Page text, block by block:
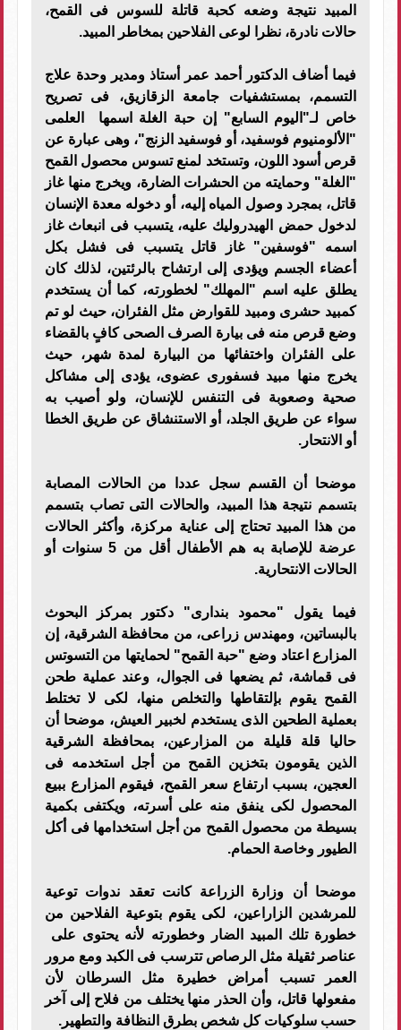
المبيد نتيجة وضعه كحبة قاتلة للسوس فى القمح،
حالات نادرة، نظرا لوعى الفلاحين بمخاطر المبيد.
فيما أضاف الدكتور أحمد عمر أستاذ ومدير وحدة علاج
التسمم، بمستشفيات جامعة الزقازيق، فى تصريح
خاص لـ"اليوم السابع" إن حبة الغلة اسمها العلمى
"الألومنيوم فوسفيد، أو فوسفيد الزنج"، وهى عبارة عن
قرص أسود اللون، وتستخد لمنع تسوس محصول القمح
"الغلة" وحمايته من الحشرات الضارة، ويخرج منها غاز
قاتل، بمجرد وصول المياه إليه، أو دخوله معدة الإنسان
لدخول حمض الهيدروليك عليه، يتسبب فى انبعاث غاز
اسمه "فوسفين" غاز قاتل يتسبب فى فشل بكل
أعضاء الجسم ويؤدى إلى ارتشاح بالرئتين، لذلك كان
يطلق عليه اسم "المهلك" لخطورته، كما أن يستخدم
كمبيد حشرى ومبيد للقوارض مثل الفئران، حيث لو تم
وضع قرص منه فى بيارة الصرف الصحى كافٍ بالقضاء
على الفئران واختفائها من البيارة لمدة شهر، حيث
يخرج منها مبيد فسفورى عضوى، يؤدى إلى مشاكل
صحية وصعوبة فى التنفس للإنسان، ولو أصيب به
سواء عن طريق الجلد، أو الاستنشاق عن طريق الخطا
أو الانتحار.
موضحا أن القسم سجل عددا من الحالات المصابة
بتسمم نتيجة هذا المبيد، والحالات التى تصاب بتسمم
من هذا المبيد تحتاج إلى عناية مركزة، وأكثر الحالات
عرضة للإصابة به هم الأطفال أقل من 5 سنوات أو
الحالات الانتحارية.
فيما يقول "محمود بندارى" دكتور بمركز البحوث
بالبساتين، ومهندس زراعى، من محافظة الشرقية، إن
المزارع اعتاد وضع "حبة القمح" لحمايتها من التسوتس
فى قماشة، ثم يضعها فى الجوال، وعند عملية طحن
القمح يقوم بإلتقاطها والتخلص منها، لكى لا تختلط
بعملية الطحين الذى يستخدم لخبير العيش، موضحا أن
حاليا قلة قليلة من المزارعين، بمحافظة الشرقية
الذين يقومون بتخزين القمح من أجل استخدمه فى
العجين، بسبب ارتفاع سعر القمح، فيقوم المزارع ببيع
المحصول لكى ينفق منه على أسرته، ويكتفى بكمية
بسيطة من محصول القمح من أجل استخدامها فى أكل
الطيور وخاصة الحمام.
موضحا أن وزارة الزراعة كانت تعقد ندوات توعية
للمرشدين الزاراعين، لكى يقوم بتوعية الفلاحين من
خطورة تلك المبيد الضار وخطورته لأنه يحتوى على
عناصر ثقيلة مثل الرصاص تترسب فى الكبد ومع مرور
العمر تسبب أمراض خطيرة مثل السرطان لأن
مفعولها قاتل، وأن الحذر منها يختلف من فلاح إلى آخر
حسب سلوكيات كل شخص بطرق النظافة والتطهير.